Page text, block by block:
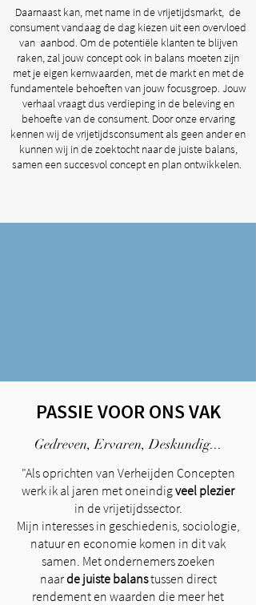
Daarnaast kan, met name in de vrijetijdsmarkt, de
consument vandaag de dag kiezen uit een overvloed
van aanbod. Om de potentiële klanten te blijven
raken, zal jouw concept ook in balans moeten zijn
met je eigen kernwaarden, met de markt en met de
fundamentele behoeften van jouw focusgroep. Jouw
verhaal vraagt dus verdieping in de beleving en
behoefte van de consument. Door onze ervaring
kennen wij de vrijetijdsconsument als geen ander en
kunnen wij in de zoektocht naar de juiste balans,
samen een succesvol concept en plan ontwikkelen.
PASSIE VOOR ONS VAK
Gedreven, Ervaren, Deskundig...
"Als oprichten van Verheijden Concepten
werk ik al jaren met oneindigveel plezier
in de vrijetijdssector.
Mijn interesses in geschiedenis, sociologie,
natuur en economie komen in dit vak
samen. Met ondernemers zoeken
naarde juiste balanstussen direct
rendement en waarden die meer het